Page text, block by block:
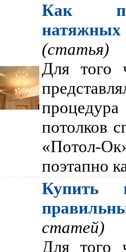
Как
(статья)
Для того
потолков
«Потол-
поэтапно
Купить
статей)
Для того